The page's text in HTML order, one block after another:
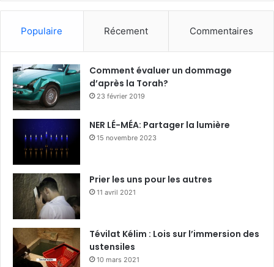
Populaire Récement Commentaires
Comment évaluer un dommage
d’après la Torah?
23 février 2019
NER LÉ-MÉA: Partager la lumière
15 novembre 2023
Prier les uns pour les autres
11 avril 2021
Tévilat Kélim : Lois sur l’immersion des
ustensiles
10 mars 2021